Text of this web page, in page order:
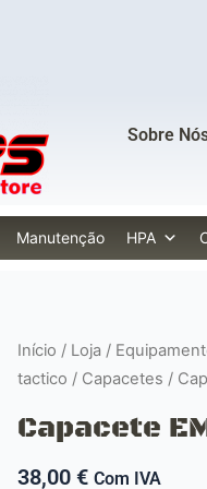
Sobre
Manutenção HPA
Início / Loja /
tactico / Capacetes /
Capacete
38,00 € Com IVA